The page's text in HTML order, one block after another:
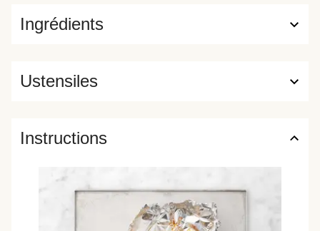
Ingrédients
Ustensiles
Instructions